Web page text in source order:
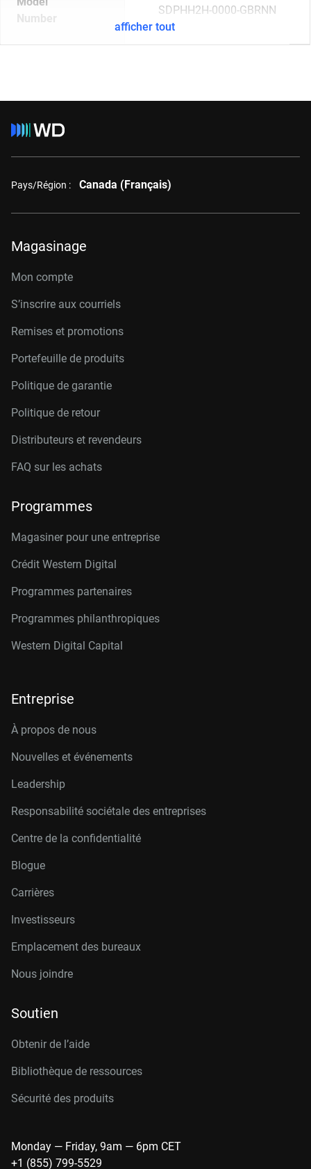
Number
SDPHH2H-0000-GBRNN
afficher tout
Pays/Région : Canada (Français)
Magasinage
Mon compte
S’inscrire aux courriels
Remises et promotions
Portefeuille de produits
Politique de garantie
Politique de retour
Distributeurs et revendeurs
FAQ sur les achats
Programmes
Magasiner pour une entreprise
Crédit Western Digital
Programmes partenaires
Programmes philanthropiques
Western Digital Capital
Entreprise
À propos de nous
Nouvelles et événements
Leadership
Responsabilité sociétale des entreprises
Centre de la confidentialité
Blogue
Carrières
Investisseurs
Emplacement des bureaux
Nous joindre
Soutien
Obtenir de l’aide
Bibliothèque de ressources
Sécurité des produits
Monday — Friday, 9am — 6pm CET
+1 (855) 799-5529